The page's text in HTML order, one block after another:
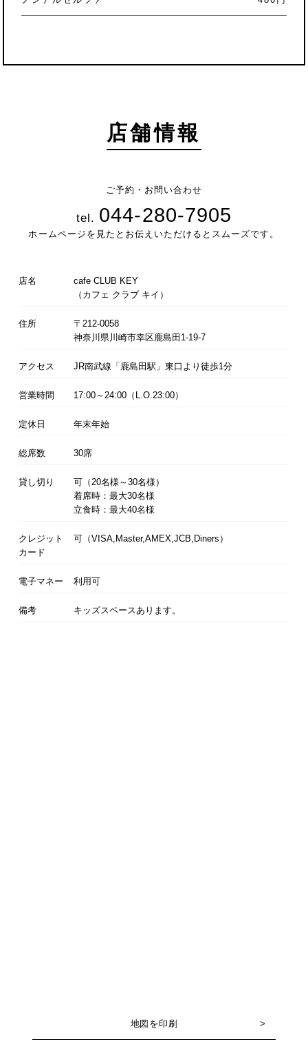
店舗情報
ご予約・お問い合わせ
tel. 044-280-7905
ホームページを見たとお伝えいただけるとスムーズです。
店名
cafe CLUB KEY
（カフェ クラブ キイ）
住所
〒212-0058
神奈川県川崎市幸区鹿島田1-19-7
アクセス JR南武線「鹿島田駅」東口より徒歩1分
営業時間 17:00～24:00（L.O.23:00）
定休日 年末年始
総席数 30席
貸し切り
可（20名様～30名様）
着席時：最大30名様
立食時：最大40名様
クレジット
カード
可（VISA,Master,AMEX,JCB,Diners）
電子マネー 利用可
備考 キッズスペースあります。
地図を印刷